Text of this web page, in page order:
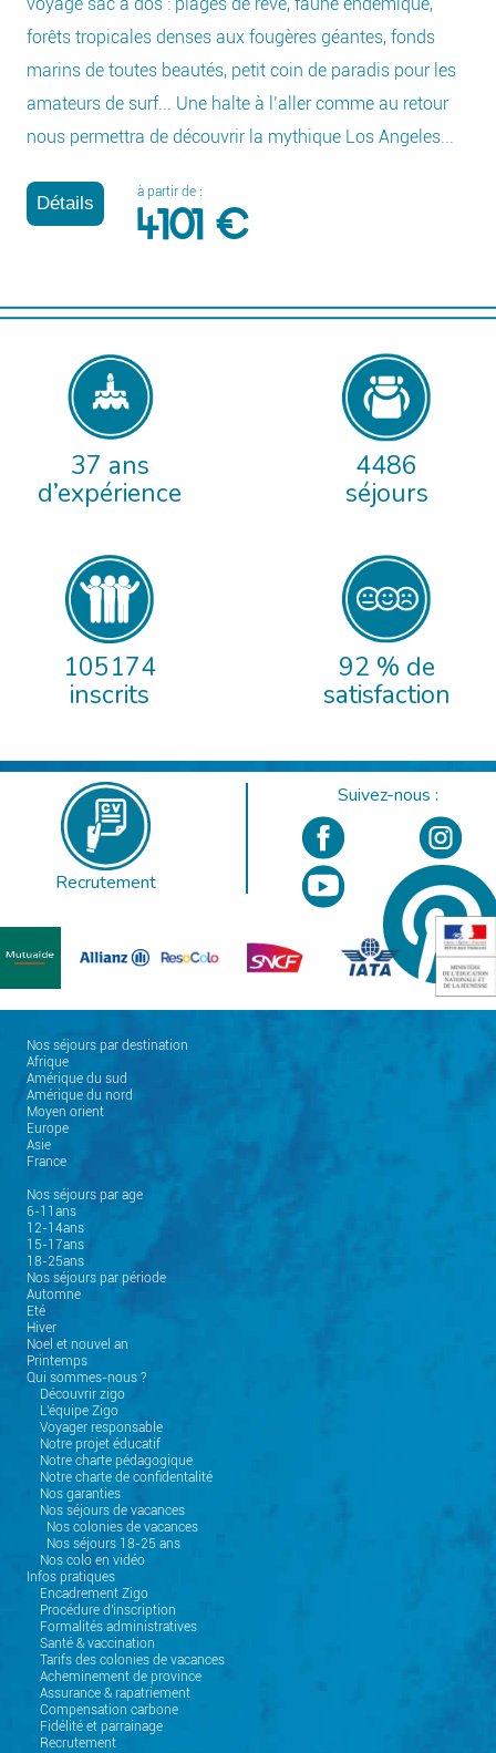
voyage sac à dos : plages de rêve, faune endémique,
forêts tropicales denses aux fougères géantes, fonds
marins de toutes beautés, petit coin de paradis pour les
amateurs de surf... Une halte à l’aller comme au retour
nous permettra de découvrir la mythique Los Angeles...
Détails
à partir de :
4101 €
37 ans
d’expérience
4486
séjours
105174
inscrits
92 % de
satisfaction
Recrutement
Suivez-nous :
Nos séjours par destination
Afrique
Amérique du sud
Amérique du nord
Moyen orient
Europe
Asie
France
Nos séjours par age
6-11ans
12-14ans
15-17ans
18-25ans
Nos séjours par période
Automne
Eté
Hiver
Noel et nouvel an
Printemps
Qui sommes-nous ?
Découvrir zigo
L'équipe Zigo
Voyager responsable
Notre projet éducatif
Notre charte pédagogique
Notre charte de confidentalité
Nos garanties
Nos séjours de vacances
Nos colonies de vacances
Nos séjours 18-25 ans
Nos colo en vidéo
Infos pratiques
Encadrement Zigo
Procédure d'inscription
Formalités administratives
Santé & vaccination
Tarifs des colonies de vacances
Acheminement de province
Assurance & rapatriement
Compensation carbone
Fidélité et parrainage
Recrutement